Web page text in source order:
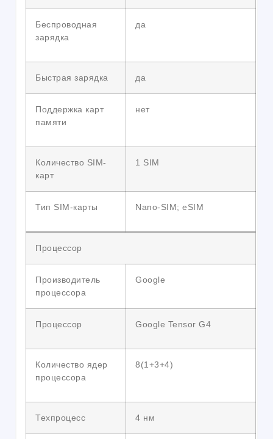
Беспроводная
зарядка
да
Быстрая зарядка да
Поддержка карт
памяти
нет
Количество SIM-
карт
1 SIM
Тип SIM-карты Nano-SIM; eSIM
Процессор
Производитель
процессора
Google
Процессор Google Tensor G4
Количество ядер
процессора
8(1+3+4)
Техпроцесс 4 нм